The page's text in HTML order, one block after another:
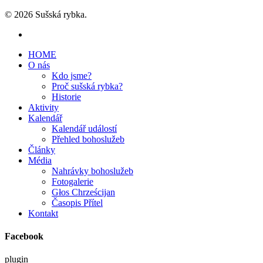
© 2026 Sušská rybka.
HOME
O nás
Kdo jsme?
Proč sušská rybka?
Historie
Aktivity
Kalendář
Kalendář událostí
Přehled bohoslužeb
Články
Média
Nahrávky bohoslužeb
Fotogalerie
Głos Chrześcijan
Časopis Přítel
Kontakt
Facebook
plugin